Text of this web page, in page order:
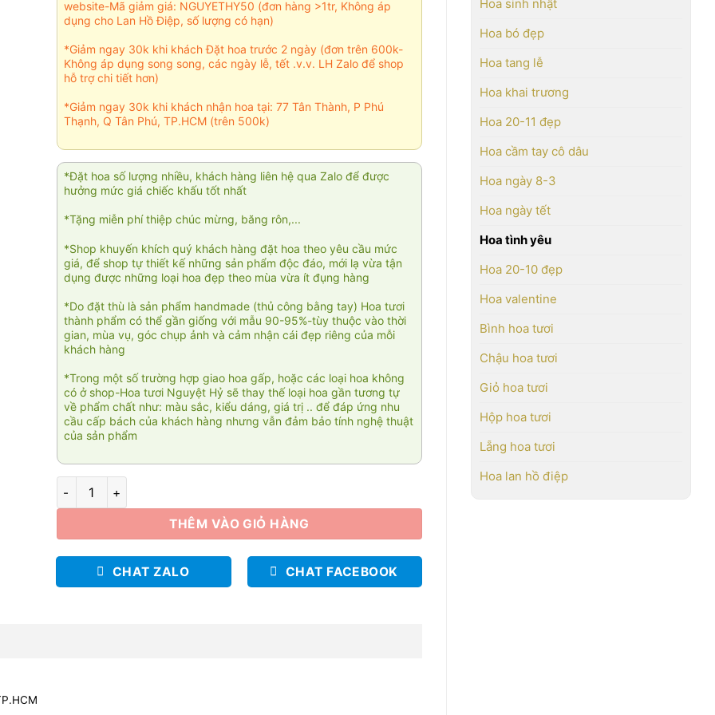
Hoa sinh nhật
Hoa bó đẹp
Hoa tang lễ
Hoa khai trương
Hoa 20-11 đẹp
Hoa cầm tay cô dâu
Hoa ngày 8-3
Hoa ngày tết
Hoa tình yêu
Hoa 20-10 đẹp
Hoa valentine
Bình hoa tươi
Chậu hoa tươi
Giỏ hoa tươi
Hộp hoa tươi
Lẵng hoa tươi
Hoa lan hồ điệp
website-Mã giảm giá: NGUYETHY50 (đơn hàng >1tr, Không áp
dụng cho Lan Hồ Điệp, số lượng có hạn)
*Giảm ngay 30k khi khách Đặt hoa trước 2 ngày (đơn trên 600k-
Không áp dụng song song, các ngày lễ, tết .v.v. LH Zalo để shop
hỗ trợ chi tiết hơn)
*Giảm ngay 30k khi khách nhận hoa tại: 77 Tân Thành, P Phú
Thạnh, Q Tân Phú, TP.HCM (trên 500k)
*Đặt hoa số lượng nhiều, khách hàng liên hệ qua Zalo để được
hưởng mức giá chiếc khấu tốt nhất
*Tặng miễn phí thiệp chúc mừng, băng rôn,...
*Shop khuyến khích quý khách hàng đặt hoa theo yêu cầu mức
giá, để shop tự thiết kế những sản phẩm độc đáo, mới lạ vừa tận
dụng được những loại hoa đẹp theo mùa vừa ít đụng hàng
*Do đặt thù là sản phẩm handmade (thủ công bằng tay) Hoa tươi
thành phẩm có thể gần giống với mẫu 90-95%-tùy thuộc vào thời
gian, mùa vụ, góc chụp ảnh và cảm nhận cái đẹp riêng của mỗi
khách hàng
*Trong một số trường hợp giao hoa gấp, hoặc các loại hoa không
có ở shop-Hoa tươi Nguyệt Hỷ sẽ thay thế loại hoa gần tương tự
về phẩm chất như: màu sắc, kiểu dáng, giá trị .. để đáp ứng nhu
cầu cấp bách của khách hàng nhưng vẫn đảm bảo tính nghệ thuật
của sản phẩm
Ngát hương 01 số lượng
THÊM VÀO GIỎ HÀNG
CHAT ZALO CHAT FACEBOOK